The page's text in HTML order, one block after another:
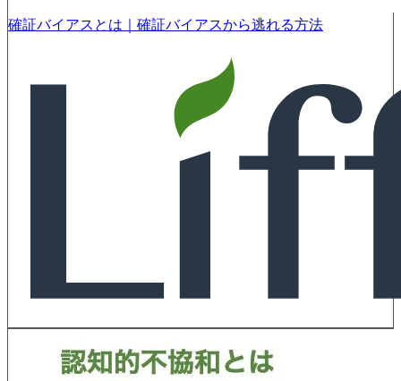
確証バイアスとは｜確証バイアスから逃れる方法